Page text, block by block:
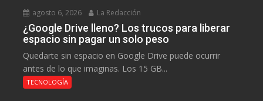
agosto 6, 2026 La Redacción
¿Google Drive lleno? Los trucos para liberar
espacio sin pagar un solo peso
Quedarte sin espacio en Google Drive puede ocurrir
antes de lo que imaginas. Los 15 GB...
TECNOLOGÍA